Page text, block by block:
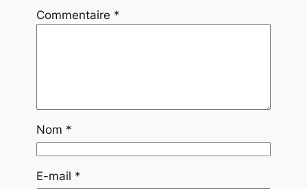
Commentaire *
Nom *
E-mail *